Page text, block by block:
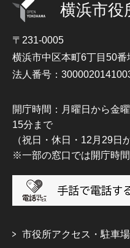
横浜市役
〒231-0005
横浜市中区本町6丁目50番
法人番号：
開庁時間：月曜日から金
15分まで
（祝日・休日・12月29日
※一部の窓口では開庁時
市役所アクセス・駐車場